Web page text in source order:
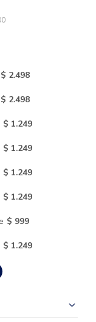
$ 2.498
$ 2.498
$ 1.249
$ 1.249
$ 1.249
$ 1.249
$ 999
$ 1.249